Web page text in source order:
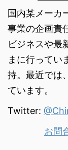
国内某メーカ
事業の企画責
ビジネスや最
まに行ってい
持。最近では
ています。
Twitter:
お問